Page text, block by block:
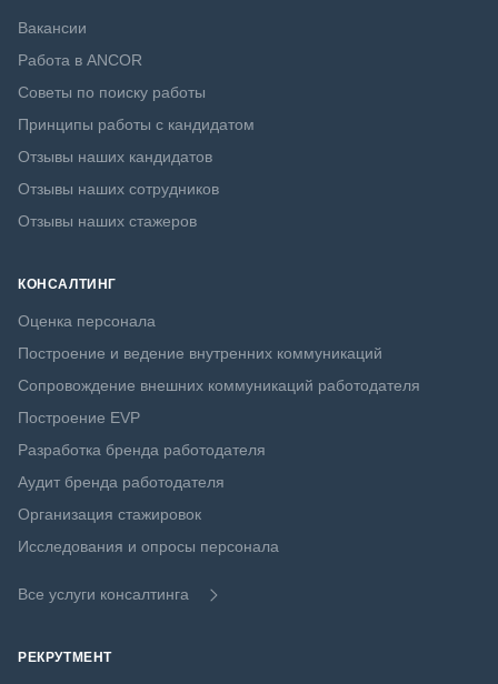
Вакансии
Работа в ANCOR
Советы по поиску работы
Принципы работы с кандидатом
Отзывы наших кандидатов
Отзывы наших сотрудников
Отзывы наших стажеров
КОНСАЛТИНГ
Оценка персонала
Построение и ведение внутренних коммуникаций
Сопровождение внешних коммуникаций работодателя
Построение EVP
Разработка бренда работодателя
Аудит бренда работодателя
Организация стажировок
Исследования и опросы персонала
Все услуги консалтинга
РЕКРУТМЕНТ